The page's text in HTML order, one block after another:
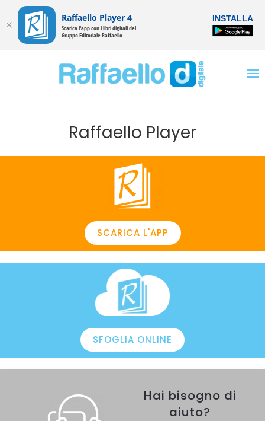
Raffaello Player
SCARICA L'APP
SFOGLIA ONLINE
Hai bisogno di
aiuto?
Raffaello Player 4
Scarica l'app con i libri digitali del
Gruppo Editoriale Raffaello
INSTALLA